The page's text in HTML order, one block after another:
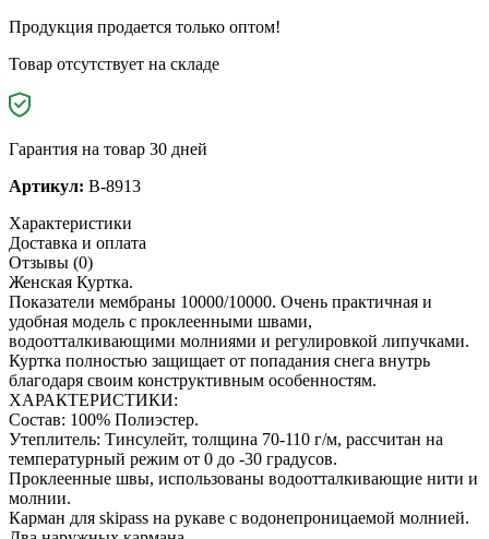
Продукция продается только оптом!
Товар отсутствует на складе
Гарантия на товар 30 дней
Артикул: B-8913
Характеристики
Доставка и оплата
Отзывы (0)
Женская Куртка.
Показатели мембраны 10000/10000. Очень практичная и
удобная модель с проклеенными швами,
водоотталкивающими молниями и регулировкой липучками.
Куртка полностью защищает от попадания снега внутрь
благодаря своим конструктивным особенностям.
ХАРАКТЕРИСТИКИ:
Состав: 100% Полиэстер.
Утеплитель: Тинсулейт, толщина 70-110 г/м, рассчитан на
температурный режим от 0 до -30 градусов.
Проклеенные швы, использованы водоотталкивающие нити и
молнии.
Карман для skipass на рукаве с водонепроницаемой молнией.